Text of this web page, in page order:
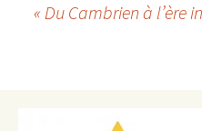
articles
« Du Cambrien à l’ère